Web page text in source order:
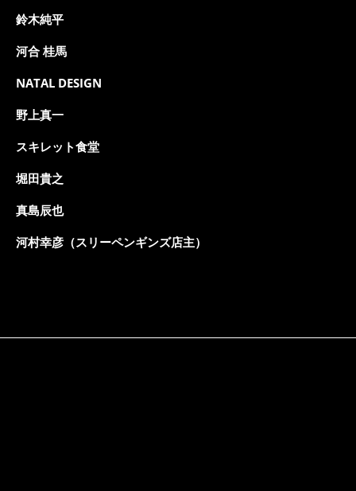
鈴木純平
河合 桂馬
NATAL DESIGN
野上真一
スキレット食堂
堀田貴之
真島辰也
河村幸彦（スリーペンギンズ店主）